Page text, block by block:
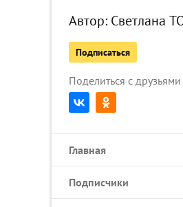
Автор: Светлана
Подписаться
Поделиться с друзьями
Главная
Подписчики